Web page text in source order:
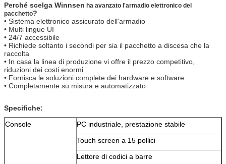
Perché scelga Winnsen ha avanzato l'armadio elettronico del
pacchetto?
• Sistema elettronico assicurato dell'armadio
• Multi lingue UI
• 24/7 accessibile
• Richiede soltanto i secondi per sia il pacchetto a discesa che la
raccolta
• In casa la linea di produzione vi offre il prezzo competitivo,
riduzioni dei costi enormi
• Fornisca le soluzioni complete dei hardware e software
• Completamente su misura e automatizzato
Specifiche:
Console
PC industriale, prestazione stabile
Touch screen a 15 pollici
Lettore di codici a barre